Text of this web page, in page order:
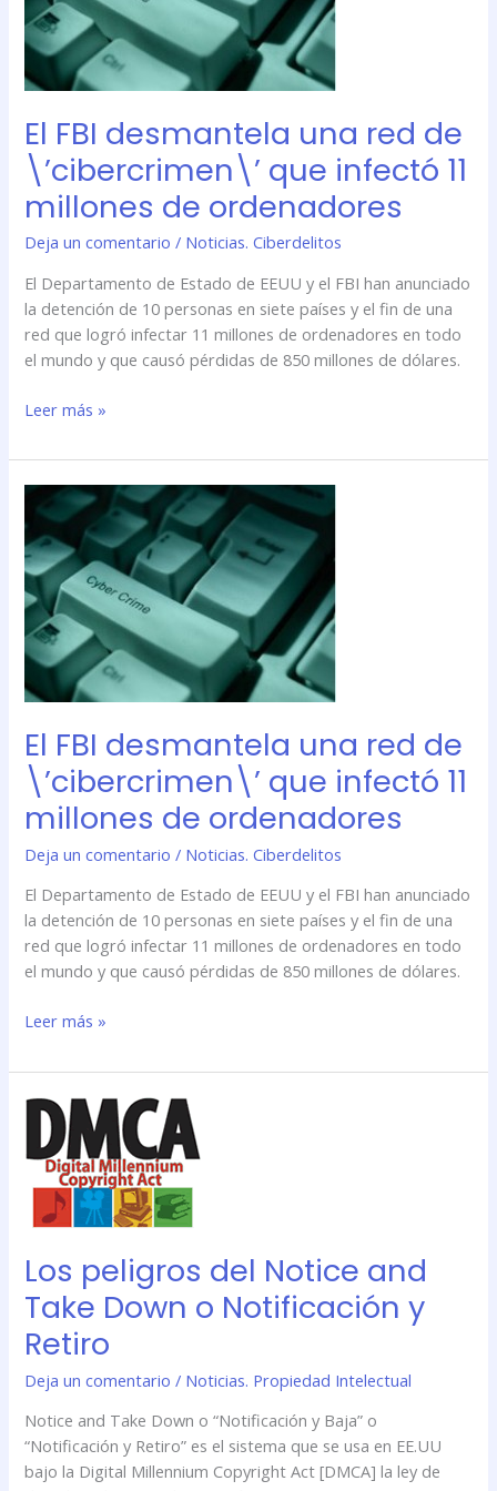
El FBI desmantela una red de
\’cibercrimen\’ que infectó 11
millones de ordenadores
Deja un comentario / Noticias. Ciberdelitos
El Departamento de Estado de EEUU y el FBI han anunciado
la detención de 10 personas en siete países y el fin de una
red que logró infectar 11 millones de ordenadores en todo
el mundo y que causó pérdidas de 850 millones de dólares.
de
\’cibercrimen\’
que
infectó
millones
de
ordenadores
Leer más »
El FBI desmantela una red de
\’cibercrimen\’ que infectó 11
millones de ordenadores
Deja un comentario / Noticias. Ciberdelitos
El Departamento de Estado de EEUU y el FBI han anunciado
la detención de 10 personas en siete países y el fin de una
red que logró infectar 11 millones de ordenadores en todo
el mundo y que causó pérdidas de 850 millones de dólares.
FBI
desmantela
una
red
de
\’cibercrimen\’
que
infectó
millones
de
ordenadores
Leer más »
Los peligros del Notice and
Take Down o Notificación y
Retiro
Deja un comentario / Noticias. Propiedad Intelectual
Notice and Take Down o “Notificación y Baja” o
“Notificación y Retiro” es el sistema que se usa en EE.UU
bajo la Digital Millennium Copyright Act [DMCA] la ley de
Los
peligros
del
Notice
and
Take
Down
o
Notificación
y